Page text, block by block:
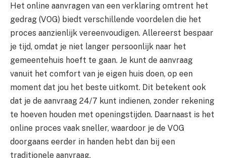
Het online aanvragen van een verklaring omtrent het
gedrag (VOG) biedt verschillende voordelen die het
proces aanzienlijk vereenvoudigen. Allereerst bespaar
je tijd, omdat je niet langer persoonlijk naar het
gemeentehuis hoeft te gaan. Je kunt de aanvraag
vanuit het comfort van je eigen huis doen, op een
moment dat jou het beste uitkomt. Dit betekent ook
dat je de aanvraag 24/7 kunt indienen, zonder rekening
te hoeven houden met openingstijden. Daarnaast is het
online proces vaak sneller, waardoor je de VOG
doorgaans eerder in handen hebt dan bij een
traditionele aanvraag.